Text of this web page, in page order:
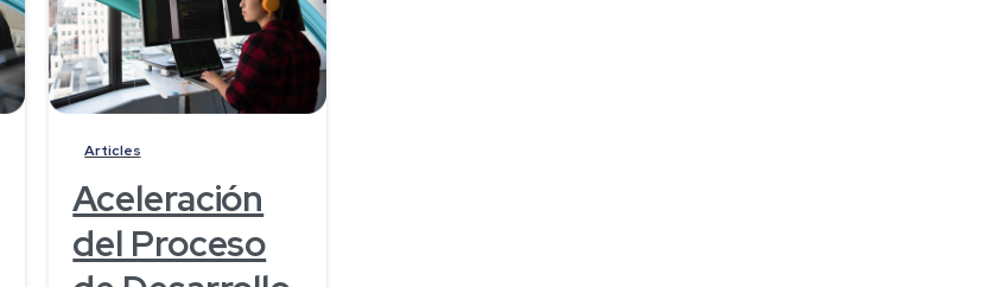
Articles
Aceleración
del Proceso